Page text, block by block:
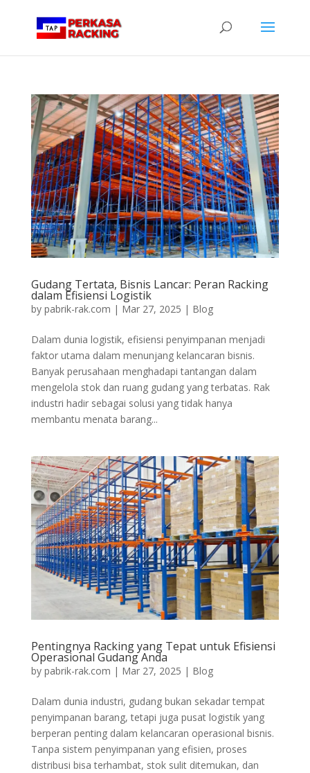
Gudang Tertata, Bisnis Lancar: Peran Racking
dalam Efisiensi Logistik
by pabrik-rak.com | Mar 27, 2025 | Blog
Dalam dunia logistik, efisiensi penyimpanan menjadi
faktor utama dalam menunjang kelancaran bisnis.
Banyak perusahaan menghadapi tantangan dalam
mengelola stok dan ruang gudang yang terbatas. Rak
industri hadir sebagai solusi yang tidak hanya
membantu menata barang...
Pentingnya Racking yang Tepat untuk Efisiensi
Operasional Gudang Anda
by pabrik-rak.com | Mar 27, 2025 | Blog
Dalam dunia industri, gudang bukan sekadar tempat
penyimpanan barang, tetapi juga pusat logistik yang
berperan penting dalam kelancaran operasional bisnis.
Tanpa sistem penyimpanan yang efisien, proses
distribusi bisa terhambat, stok sulit ditemukan, dan